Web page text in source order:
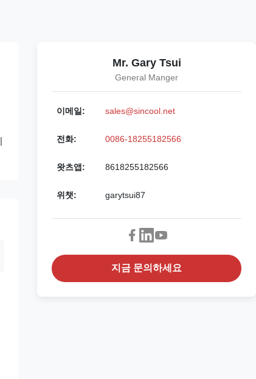
Mr. Gary Tsui
General Manger
이메일: sales@sincool.net
전화: 0086-18255182566
왓츠앱: 8618255182566
위챗: garytsui87
지금 문의하세요